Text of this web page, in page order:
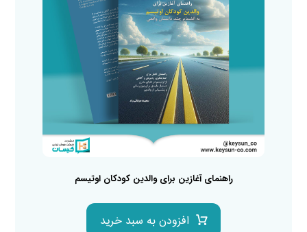
راهنمای آغازین برای والدین کودکان اوتیسم
افزودن به سبد خرید